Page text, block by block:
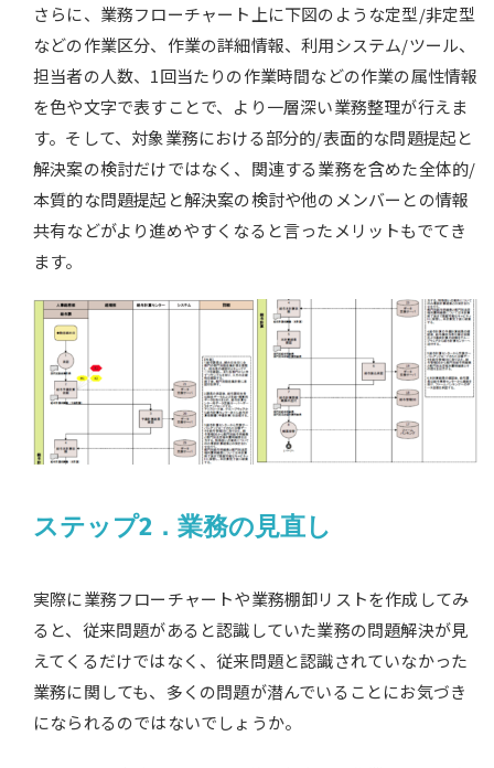
さらに、業務フローチャート上に下図のような定型/非定型
などの作業区分、作業の詳細情報、利用システム/ツール、
担当者の人数、1回当たりの作業時間などの作業の属性情報
を色や文字で表すことで、より一層深い業務整理が行えま
す。そして、対象業務における部分的/表面的な問題提起と
解決案の検討だけではなく、関連する業務を含めた全体的/
本質的な問題提起と解決案の検討や他のメンバーとの情報
共有などがより進めやすくなると言ったメリットもでてき
ます。
ステップ2．業務の見直し
実際に業務フローチャートや業務棚卸リストを作成してみ
ると、従来問題があると認識していた業務の問題解決が見
えてくるだけではなく、従来問題と認識されていなかった
業務に関しても、多くの問題が潜んでいることにお気づき
になられるのではないでしょうか。